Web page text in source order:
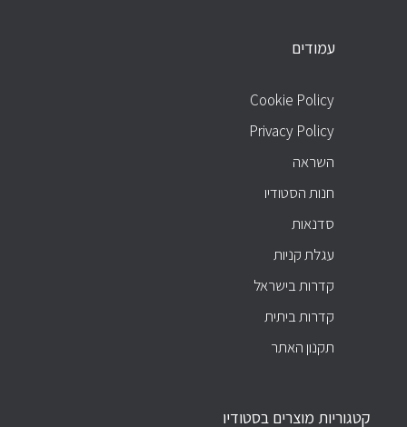
עמודים
עמודים
Cookie Policy
Privacy Policy
השראה
חנות הסטודיו
סדנאות
עגלת קניות
קדרות בישראל
קדרות ביתית
תקנון האתר
קטגוריות מוצרים בסטודיו